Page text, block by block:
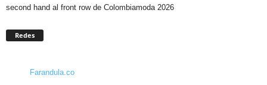
second hand al front row de Colombiamoda 2026
Redes
Farandula.co